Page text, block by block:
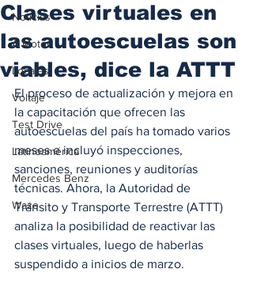
Noticias
A Motor
Locales
Voltaje
Test Drive
Latinoamérica
Mercedes Benz
Waze
Clases virtuales en
las autoescuelas son
viables, dice la ATTT
El proceso de actualización y mejora en
la capacitación que ofrecen las
autoescuelas del país ha tomado varios
meses e incluyó inspecciones,
sanciones, reuniones y auditorías
técnicas. Ahora, la Autoridad de
Tránsito y Transporte Terrestre (ATTT)
analiza la posibilidad de reactivar las
clases virtuales, luego de haberlas
suspendido a inicios de marzo.